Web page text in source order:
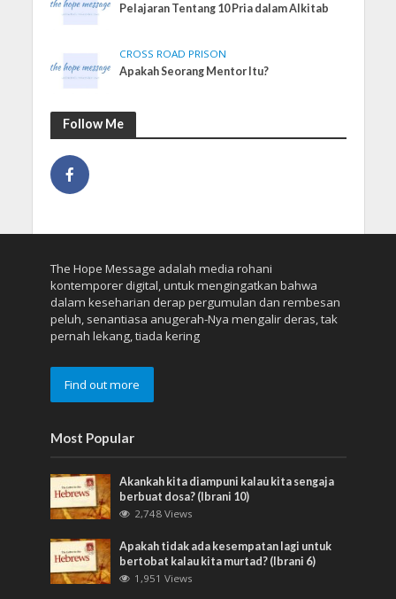
Pelajaran Tentang 10 Pria dalam Alkitab
CROSS ROAD PRISON
Apakah Seorang Mentor Itu?
Follow Me
The Hope Message adalah media rohani
kontemporer digital, untuk mengingatkan bahwa
dalam keseharian derap pergumulan dan rembesan
peluh, senantiasa anugerah-Nya mengalir deras, tak
pernah lekang, tiada kering
Find out more
Most Popular
Akankah kita diampuni kalau kita sengaja
berbuat dosa? (Ibrani 10)
2,748 Views
Apakah tidak ada kesempatan lagi untuk
bertobat kalau kita murtad? (Ibrani 6)
1,951 Views